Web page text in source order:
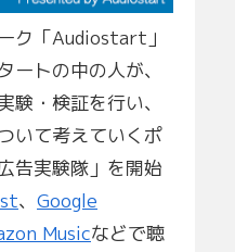
ク「Audiostart」
ートの中の人が、
験・検証を行い、
いて考えていくポ
告実験隊」を開始
、 Google
Musicなどで聴